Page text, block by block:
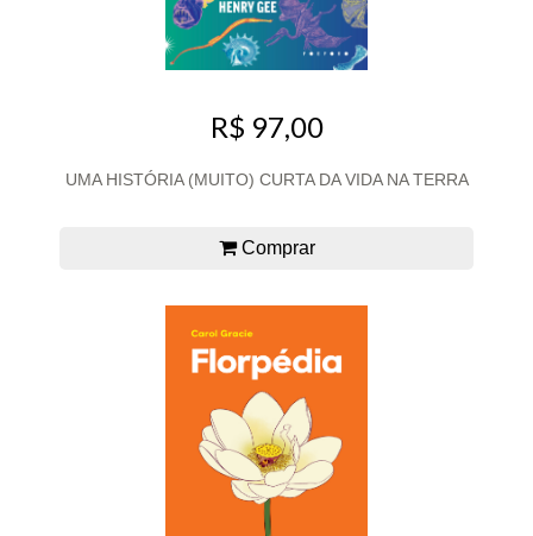
R$ 97,00
UMA HISTÓRIA (MUITO) CURTA DA VIDA NA TERRA
Comprar